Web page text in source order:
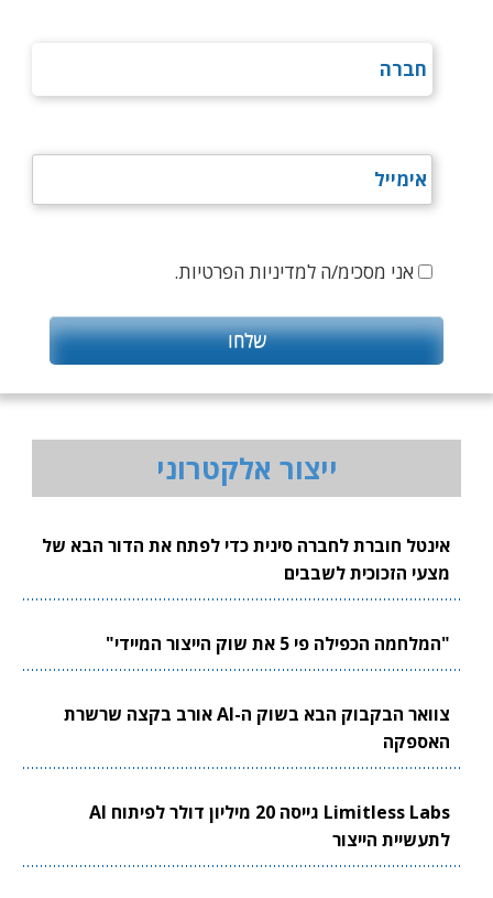
אני מסכימ/ה למדיניות הפרטיות.
ייצור אלקטרוני
אינטל חוברת לחברה סינית כדי לפתח את הדור הבא של
מצעי הזכוכית לשבבים
"המלחמה הכפילה פי 5 את שוק הייצור המיידי"
צוואר הבקבוק הבא בשוק ה-AI אורב בקצה שרשרת
האספקה
Limitless Labs גייסה 20 מיליון דולר לפיתוח AI
לתעשיית הייצור